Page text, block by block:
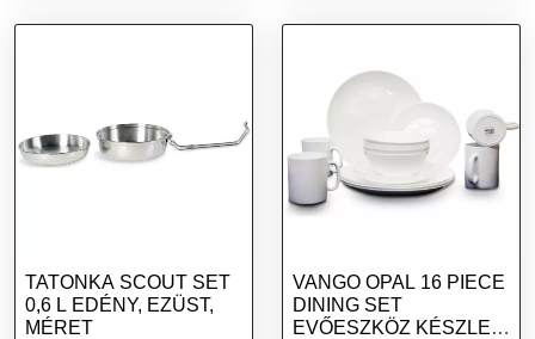
TATONKA SCOUT SET
0,6 L EDÉNY, EZÜST,
MÉRET
VANGO OPAL 16 PIECE
DINING SET
EVŐESZKÖZ KÉSZLET,